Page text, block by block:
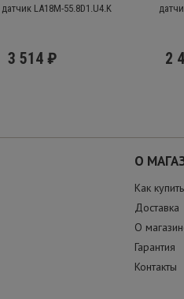
датчик LA18M-55.8D1.U4.K
3 514 ₽ 2
О
Как купить
Доставка
О
Гарантия
Контакты